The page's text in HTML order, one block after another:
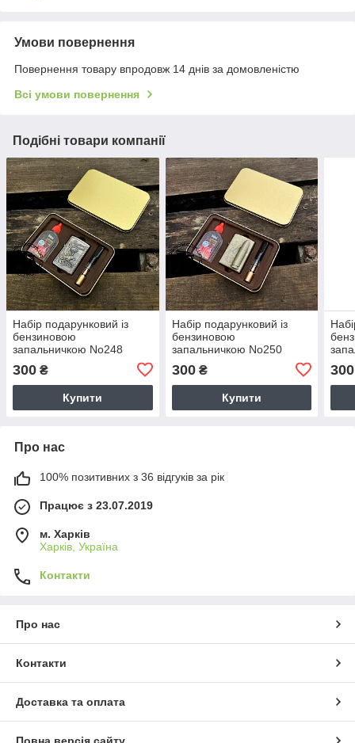
Умови повернення
Повернення товару впродовж 14 днів за домовленістю
Всі умови повернення
Подібні товари компанії
Набір подарунковий із
бензиновою
запальничкою No248
300 ₴
Купити
Набір подарунковий із
бензиновою
запальничкою No250
300₴
Купити
300
Про нас
100% позитивних з 36 відгуків за рік
Працює з 23.07.2019
м. Харків
Харків, Україна
Контакти
Про нас
Контакти
Доставка та оплата